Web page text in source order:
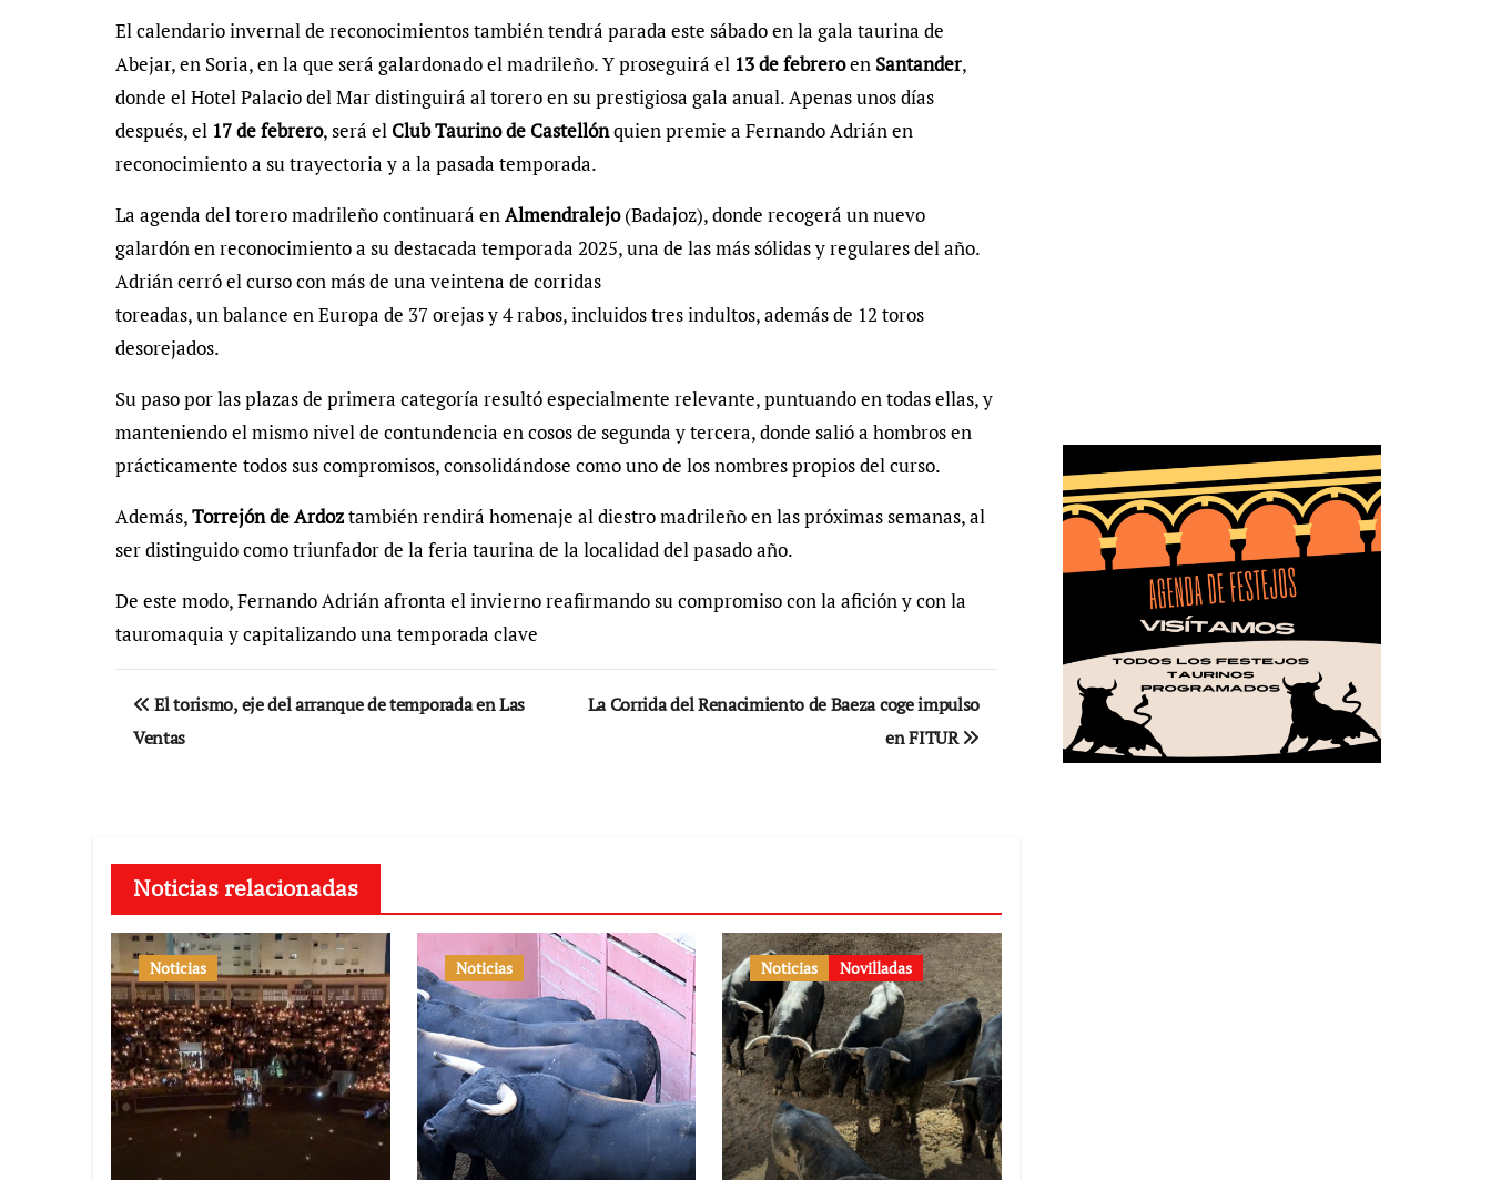
El calendario invernal de reconocimientos también tendrá parada este sábado en la gala taurina de
Abejar, en Soria, en la que será galardonado el madrileño. Y proseguirá el 13 de febreroen Santander,
donde el Hotel Palacio del Mar distinguirá al torero en su prestigiosa gala anual. Apenas unos días
después, el 17 de febrero, será el Club Taurino de Castellónquien premie a Fernando Adrián en
reconocimiento a su trayectoria y a la pasada temporada.
La agenda del torero madrileño continuará enAlmendralejo(Badajoz), donde recogerá un nuevo
galardón en reconocimiento a su destacada temporada 2025, una de las más sólidas y regulares del año.
Adrián cerró el curso con más de una veintena de corridas
toreadas, un balance en Europa de 37 orejas y 4 rabos, incluidos tres indultos, además de 12 toros
desorejados.
Su paso por las plazas de primera categoría resultó especialmente relevante, puntuando en todas ellas, y
manteniendo el mismo nivel de contundencia en cosos de segunda y tercera, donde salió a hombros en
prácticamente todos sus compromisos, consolidándose como uno de los nombres propios del curso.
Además,Torrejón de Ardoztambién rendirá homenaje al diestro madrileño en las próximas semanas, al
ser distinguido como triunfador de la feria taurina de la localidad del pasado año.
De este modo, Fernando Adrián afronta el invierno reafirmando su compromiso con la afición y con la
tauromaquia y capitalizando una temporada clave
Navegación
de
El torismo, eje del arranque de temporada en Las
Ventas
La Corrida del Renacimiento de Baeza coge impulso
en FITUR
Noticias relacionadas
Noticias Noticias Noticias Novilladas